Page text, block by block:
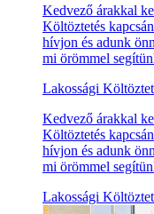
Kedvező árakkal
Költöztetés
hívjon és adunk
mi örömmel
Lakossági
Kedvező árakkal
Költöztetés
hívjon és adunk
mi örömmel
Lakossági